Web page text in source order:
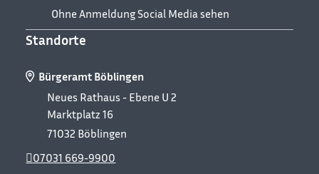
Ohne Anmeldung Social Media sehen
Standorte
Bürgeramt Böblingen
Neues Rathaus - Ebene U 2
Marktplatz 16
71032 Böblingen
07031 669-9900